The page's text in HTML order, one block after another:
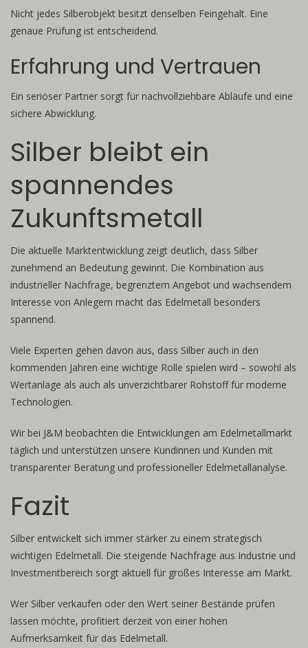
Nicht jedes Silberobjekt besitzt denselben Feingehalt. Eine
genaue Prüfung ist entscheidend.
Erfahrung und Vertrauen
Ein seriöser Partner sorgt für nachvollziehbare Abläufe und eine
sichere Abwicklung.
Silber bleibt ein
spannendes
Zukunftsmetall
Die aktuelle Marktentwicklung zeigt deutlich, dass Silber
zunehmend an Bedeutung gewinnt. Die Kombination aus
industrieller Nachfrage, begrenztem Angebot und wachsendem
Interesse von Anlegern macht das Edelmetall besonders
spannend.
Viele Experten gehen davon aus, dass Silber auch in den
kommenden Jahren eine wichtige Rolle spielen wird – sowohl als
Wertanlage als auch als unverzichtbarer Rohstoff für moderne
Technologien.
Wir bei J&M beobachten die Entwicklungen am Edelmetallmarkt
täglich und unterstützen unsere Kundinnen und Kunden mit
transparenter Beratung und professioneller Edelmetallanalyse.
Fazit
Silber entwickelt sich immer stärker zu einem strategisch
wichtigen Edelmetall. Die steigende Nachfrage aus Industrie und
Investmentbereich sorgt aktuell für großes Interesse am Markt.
Wer Silber verkaufen oder den Wert seiner Bestände prüfen
lassen möchte, profitiert derzeit von einer hohen
Aufmerksamkeit für das Edelmetall.